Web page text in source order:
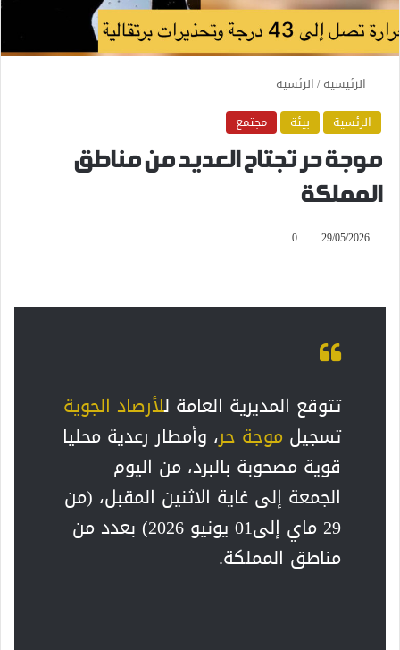
الرئيسية/الرئسية
الرئسية
بيئة مجتمع
موجة حر تجتاح العديد من مناطق
المملكة
29/05/2026
0
تتوقع المديرية العامة للأرصاد الجوية
تسجيل موجة حر، وأمطار رعدية محليا
قوية مصحوبة بالبرد، من اليوم
الجمعة إلى غاية الاثنين المقبل، (من
29 ماي إلى01 يونيو 2026) بعدد من
مناطق المملكة.